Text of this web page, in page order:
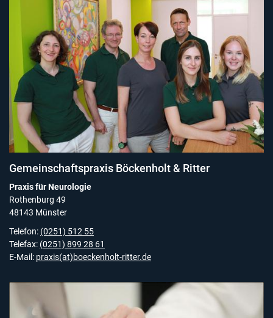
Gemeinschaftspraxis Böckenholt & Ritter
Praxis für Neurologie
Rothenburg 49
48143 Münster
Telefon: (0251) 512 55
Telefax: (0251) 899 28 61
E-Mail: praxis(at)boeckenholt-ritter.de